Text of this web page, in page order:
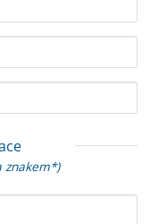
znakem*)